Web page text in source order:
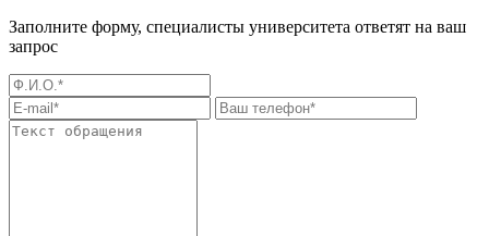
Государственный
диплом
Заполните форму, специалисты университета ответят на ваш
запрос